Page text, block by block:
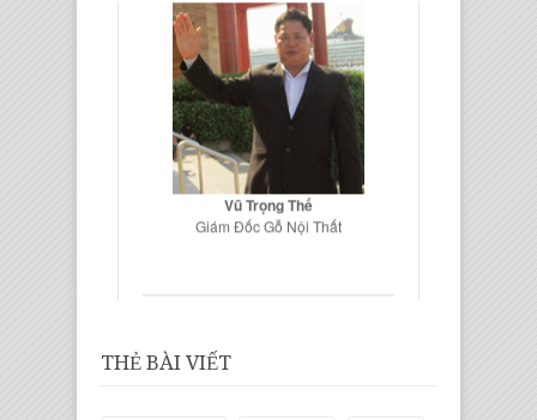
Vũ Trọng Thế
Giám Đốc Gỗ Nội Thất
THẺ BÀI VIẾT